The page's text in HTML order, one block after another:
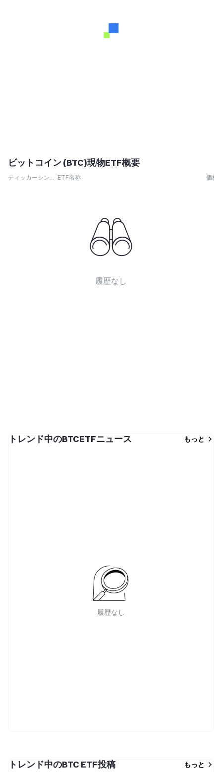
ビットコイン (BTC)現物ETF概要
ティッカーシンボル ETF名称 価格
履歴なし
トレンド中のBTCETFニュース もっと
履歴なし
トレンド中のBTC ETF投稿 もっと